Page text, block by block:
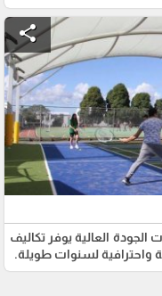
share
العالية يوفر تكاليف
واحترافية لسنوات طويلة.